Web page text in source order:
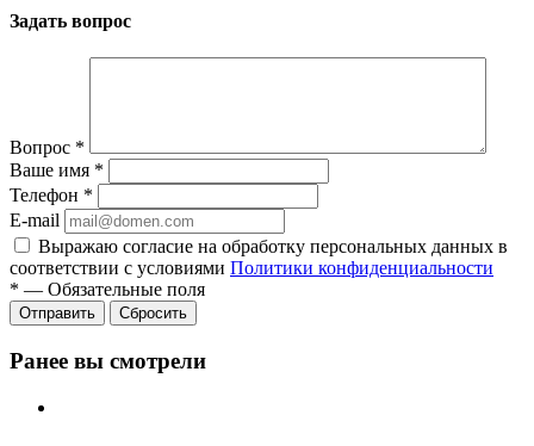
Задать вопрос
Вопрос *
Ваше имя *
Телефон *
E-mail
Выражаю согласие на обработку персональных данных в
соответствии с условиями Политики конфиденциальности
* — Обязательные поля
Отправить Сбросить
Ранее вы смотрели